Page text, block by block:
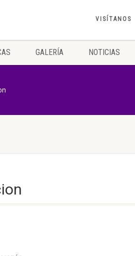
VISÍTANOS
GALERÍA NOTICIAS